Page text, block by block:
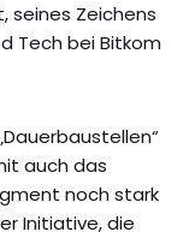
seines Zeichens
Tech bei Bitkom
auch das
noch stark
Initiative, die